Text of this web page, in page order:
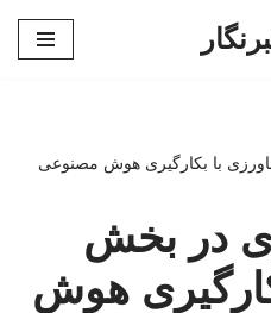
با بکارگیری هوش مصنوعی
در بخش
هوش